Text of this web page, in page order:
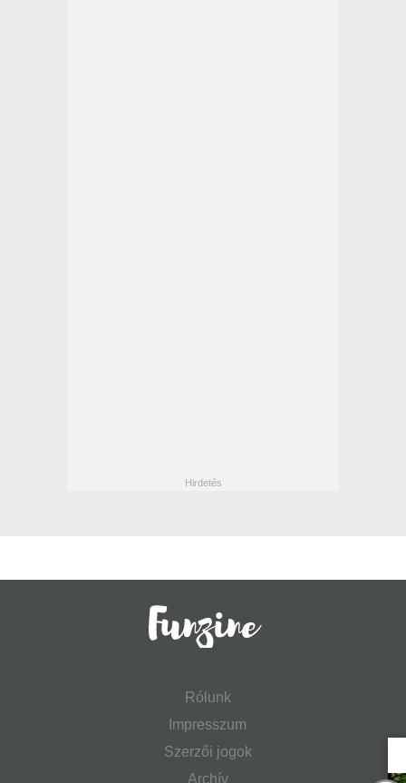
Rólunk
Impresszum
Szerzői jogok
Archív